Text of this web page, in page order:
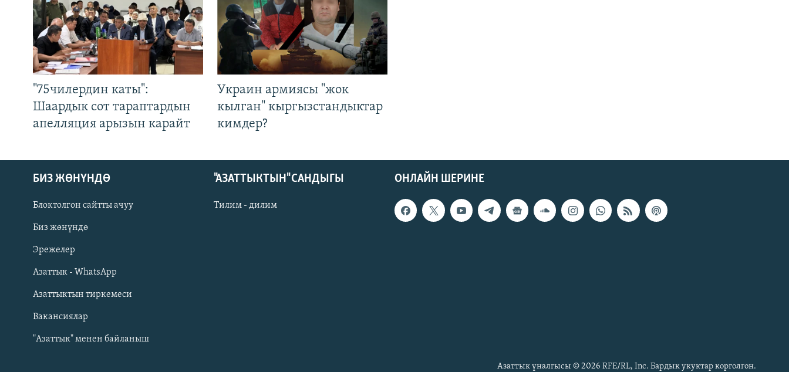
Русский
ОНЛАЙН ШЕРИНЕ
"75чилердин каты":
Шаардык сот тараптардын
апелляция арызын карайт
Украин армиясы "жок
кылган" кыргызстандыктар
кимдер?
ОНЛАЙН ШЕРИНЕ
БИЗ ЖӨНҮНДӨ
Блоктолгон сайтты ачуу
Биз жөнүндө
Эрежелер
Азаттык - WhatsApp
Азаттыктын тиркемеси
Вакансиялар
"Азаттык" менен байланыш
"АЗАТТЫКТЫН" САНДЫГЫ
Тилим - дилим
Азаттык үналгысы © 2026 RFE/RL, Inc. Бардык укуктар корголгон.